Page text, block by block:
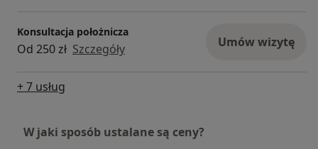
Konsultacja położnicza
Od 250 zł Szczegóły Umów wizytę
+ 7 usług
W jaki sposób ustalane są ceny?